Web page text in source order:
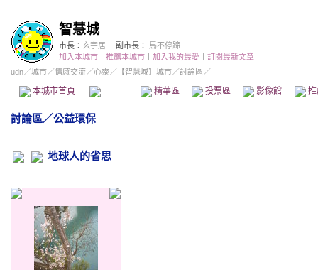
智慧城
市長： 玄宇居 副市長：
馬不停蹄
加入本城市
推薦本城市 加入我的最愛
訂閱最新文章
udn／城市／情感交流／心靈 ／ 【智慧城】城市／討論區／
本城市首頁 精華區 投票區 影像館
討論區／公益環保
地球人的省思